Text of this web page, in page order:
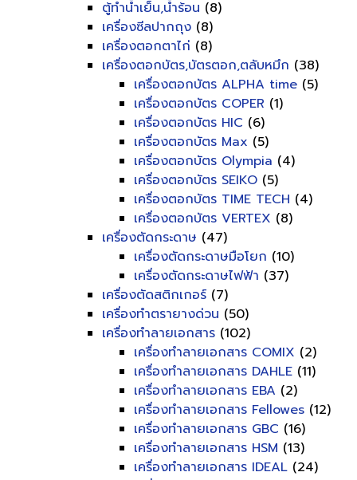
ตู้ทำน้ำเย็น,น้ำร้อน (8)
เครื่องซีลปากถุง (8)
เครื่องตอกตาไก่ (8)
เครื่องตอกบัตร,บัตรตอก,ตลับหมึก (38)
เครื่องตอกบัตร ALPHA time (5)
เครื่องตอกบัตร COPER (1)
เครื่องตอกบัตร HIC (6)
เครื่องตอกบัตร Max (5)
เครื่องตอกบัตร Olympia (4)
เครื่องตอกบัตร SEIKO (5)
เครื่องตอกบัตร TIME TECH (4)
เครื่องตอกบัตร VERTEX (8)
เครื่องตัดกระดาษ (47)
เครื่องตัดกระดาษมือโยก (10)
เครื่องตัดกระดาษไฟฟ้า (37)
เครื่องตัดสติกเกอร์ (7)
เครื่องทำตรายางด่วน (50)
เครื่องทำลายเอกสาร (102)
เครื่องทำลายเอกสาร COMIX (2)
เครื่องทำลายเอกสาร DAHLE (11)
เครื่องทำลายเอกสาร EBA (2)
เครื่องทำลายเอกสาร Fellowes (12)
เครื่องทำลายเอกสาร GBC (16)
เครื่องทำลายเอกสาร HSM (13)
เครื่องทำลายเอกสาร IDEAL (24)